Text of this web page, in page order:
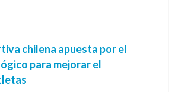
chilena apuesta por el
para mejorar el